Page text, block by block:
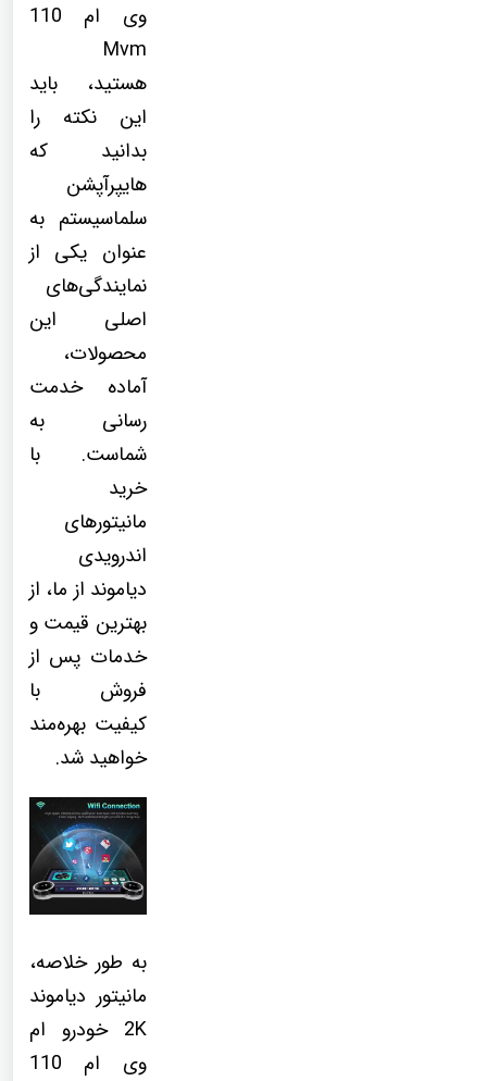
وی ام 110
Mvm
هستید، باید
این نکته را
بدانید که
هایپرآپشن
سلماسیستم به
عنوان یکی از
نمایندگی‌های
اصلی این
محصولات،
آماده خدمت
رسانی به
شماست. با
خرید
مانیتورهای
اندرویدی
دیاموند از ما، از
بهترین قیمت و
خدمات پس از
فروش با
کیفیت بهره‌مند
خواهید شد.
به طور خلاصه،
مانیتور دیاموند
2K خودرو ام
وی ام 110